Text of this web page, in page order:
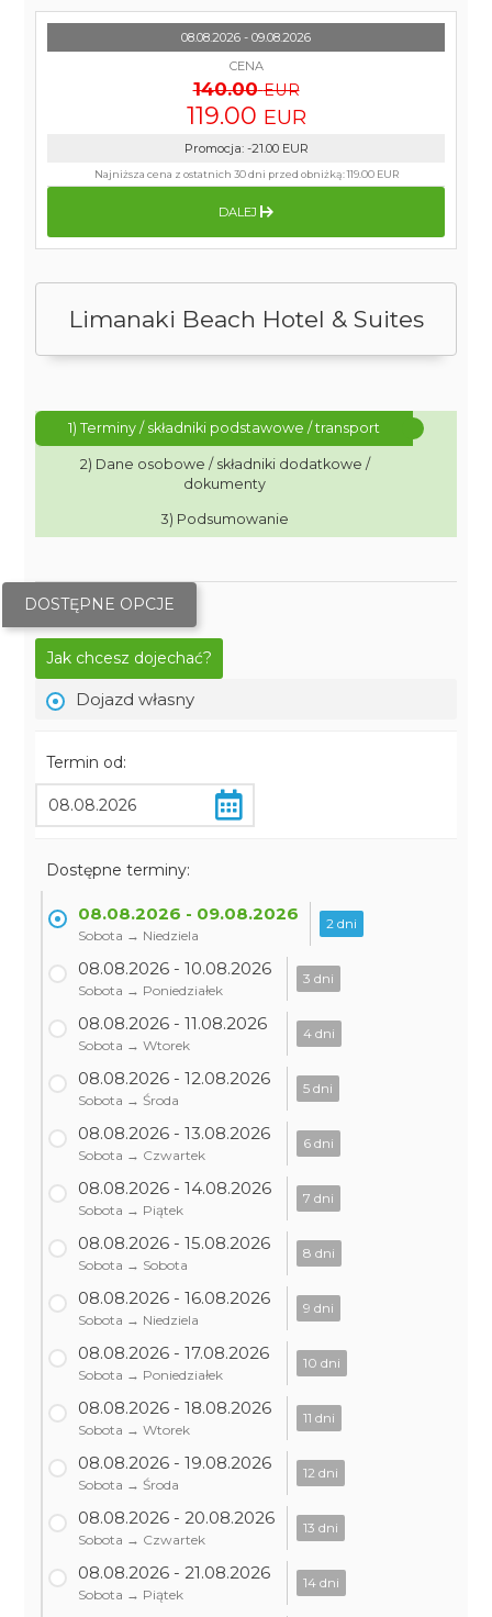
Limanaki Beach Hotel & Suites
1) Terminy / składniki podstawowe / transport
2) Dane osobowe / składniki dodatkowe /
dokumenty
3) Podsumowanie
DOSTĘPNE OPCJE
Jak chcesz dojechać?
Dojazd własny
Termin od:
Dostępne terminy:
08.08.2026 - 09.08.2026
Sobota → Niedziela
2 dni
08.08.2026 - 10.08.2026
Sobota → Poniedziałek
3 dni
08.08.2026 - 11.08.2026
Sobota → Wtorek
4 dni
08.08.2026 - 12.08.2026
Sobota → Środa
5 dni
08.08.2026 - 13.08.2026
Sobota → Czwartek
6 dni
08.08.2026 - 14.08.2026
Sobota → Piątek
7 dni
08.08.2026 - 15.08.2026
Sobota → Sobota
8 dni
08.08.2026 - 16.08.2026
Sobota → Niedziela
9 dni
08.08.2026 - 17.08.2026
Sobota → Poniedziałek
10 dni
08.08.2026 - 18.08.2026
Sobota → Wtorek
11 dni
08.08.2026 - 19.08.2026
Sobota → Środa
12 dni
08.08.2026 - 20.08.2026
Sobota → Czwartek
13 dni
08.08.2026 - 21.08.2026
Sobota → Piątek
14 dni
08.08.2026 - 09.08.2026
CENA
140.00 EUR
119.00 EUR
Promocja: -21.00 EUR
Najniższa cena z ostatnich 30 dni przed obniżką:119.00 EUR
DALEJ